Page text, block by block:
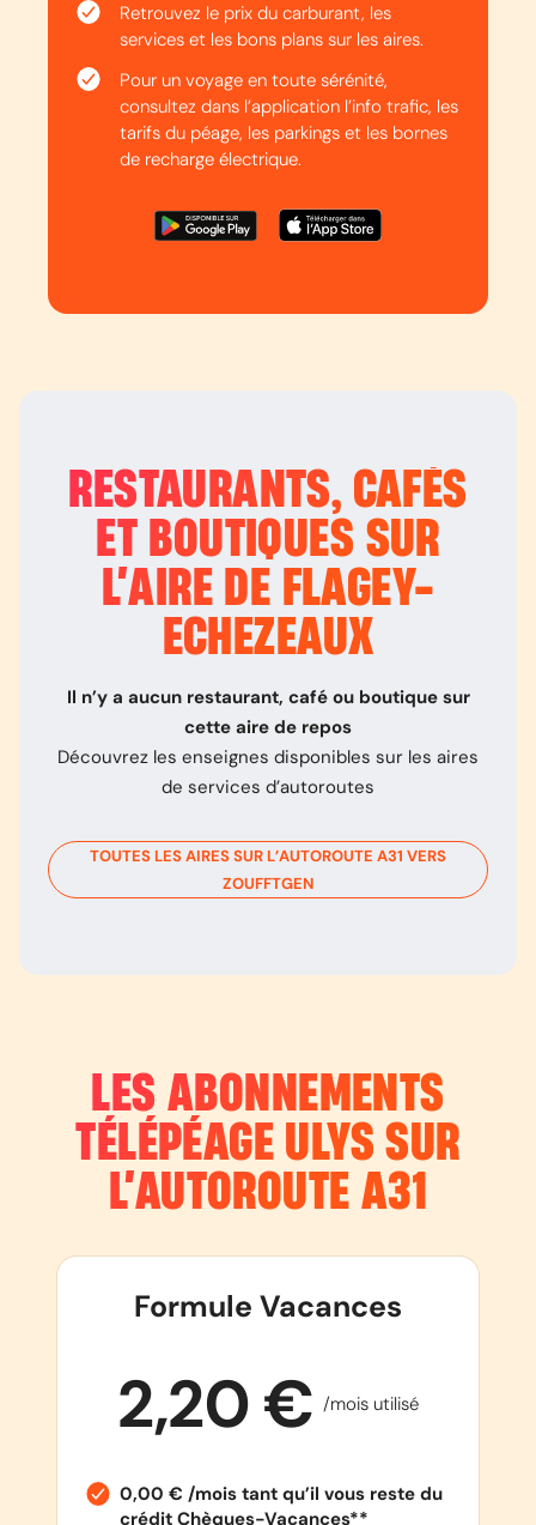
Retrouvez le prix du carburant, les
services et les bons plans sur les aires.
Pour un voyage en toute sérénité,
consultez dans l’application l’info trafic, les
tarifs du péage, les parkings et les bornes
de recharge électrique.
RESTAURANTS, CAFÉS
ET BOUTIQUES SUR
L’AIRE DE FLAGEY-
ECHEZEAUX
Il n’y a aucun restaurant, café ou boutique sur
cette aire de repos
Découvrez les enseignes disponibles sur les aires
de services d’autoroutes
TOUTES LES AIRES SUR L’AUTOROUTE A31 VERS
ZOUFFTGEN
LES ABONNEMENTS
TÉLÉPÉAGE ULYS SUR
L’AUTOROUTE A31
Formule Vacances
2,20 € /mois utilisé
0,00 € /mois tant qu’il vous reste du
crédit Chèques-Vacances**